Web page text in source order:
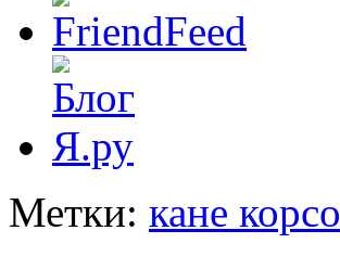
Метки: кане корсо